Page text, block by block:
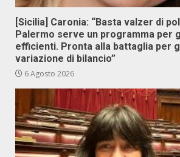
[Sicilia] Caronia: “Basta valzer di
Palermo serve un programma per
efficienti. Pronta alla battaglia per
variazione di bilancio”
6 Agosto 2026